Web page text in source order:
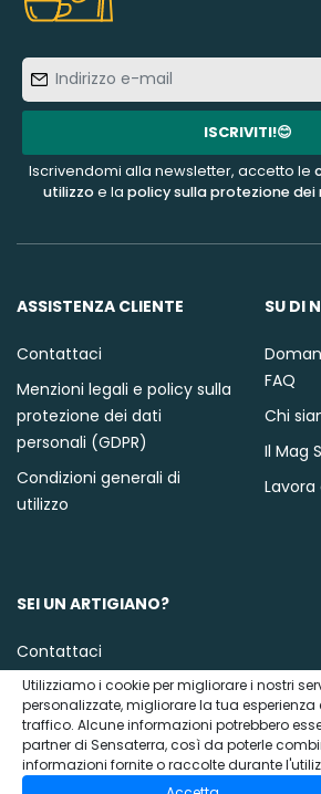
e-
mail
ISCRIVITI!😊
Iscrivendomi alla newsletter, accetto le
utilizzoe la policy sulla protezione
ASSISTENZA CLIENTE
Contattaci
Menzioni legali e policy sulla
protezione dei dati
personali (GDPR)
Condizioni generali di
utilizzo
SU DI
FAQ
Chi
Il Mag
SEI UN ARTIGIANO?
Contattaci
Utilizziamo i cookie per migliorare i nostri
personalizzate, migliorare la tua esperienza
traffico. Alcune informazioni potrebbero
partner di Sensaterra, così da poterle
informazioni fornite o raccolte durante